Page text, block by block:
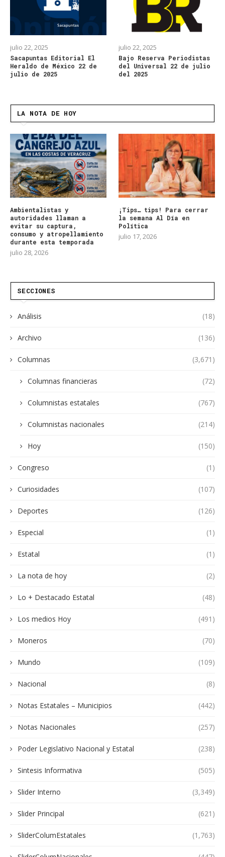
julio 22, 2025
Sacapuntas Editorial El
Heraldo de México 22 de
julio de 2025
julio 22, 2025
Bajo Reserva Periodistas
del Universal 22 de julio
del 2025
LA NOTA DE HOY
Ambientalistas y
autoridades llaman a
evitar su captura,
consumo y atropellamiento
durante esta temporada
julio 28, 2026
¡Tips… tips! Para cerrar
la semana Al Día en
Política
julio 17, 2026
SECCIONES
Análisis (18)
Archivo (136)
Columnas (3,671)
Columnas financieras (72)
Columnistas estatales (767)
Columnistas nacionales (214)
Hoy (150)
Congreso (1)
Curiosidades (107)
Deportes (126)
Especial (1)
Estatal (1)
La nota de hoy (2)
Lo + Destacado Estatal (48)
Los medios Hoy (491)
Moneros (70)
Mundo (109)
Nacional (8)
Notas Estatales – Municipios (442)
Notas Nacionales (257)
Poder Legislativo Nacional y Estatal (238)
Sintesis Informativa (505)
Slider Interno (3,349)
Slider Principal (621)
SliderColumEstatales (1,763)